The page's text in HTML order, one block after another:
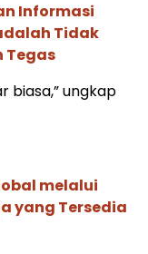
Informasi
Tidak
Tegas
biasa,” ungkap
melalui
yang Tersedia